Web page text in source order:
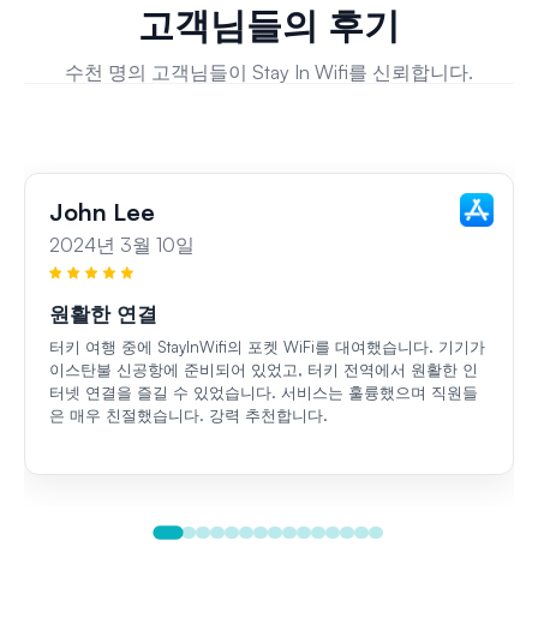
고객님들의 후기
수천 명의 고객님들이 Stay In Wifi를 신뢰합니다.
John Lee
2024년 3월 10일
원활한 연결
터키 여행 중에 StayInWifi의 포켓 WiFi를 대여했습니다. 기기가
이스탄불 신공항에 준비되어 있었고, 터키 전역에서 원활한 인
터넷 연결을 즐길 수 있었습니다. 서비스는 훌륭했으며 직원들
은 매우 친절했습니다. 강력 추천합니다.